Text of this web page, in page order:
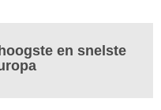
en snelste